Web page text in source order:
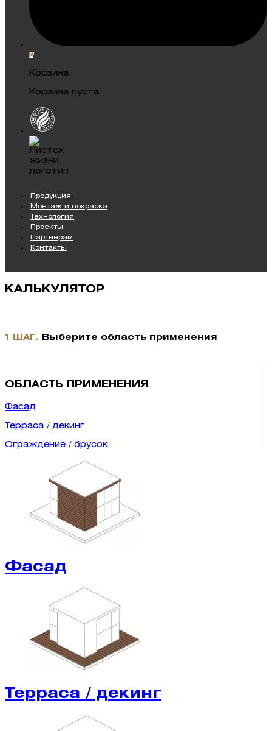
0
Корзина
Корзина пуста
Продукция
Монтаж и покраска
Технология
Проекты
Партнёрам
Контакты
КАЛЬКУЛЯТОР
1 ШАГ. Выберите область применения
ОБЛАСТЬ ПРИМЕНЕНИЯ
Фасад
Терраса / декинг
Ограждение / брусок
Фасад
Терраса / декинг